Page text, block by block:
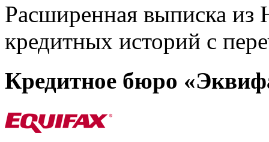
Расширенная выписка из
кредитных историй с
Кредитное бюро